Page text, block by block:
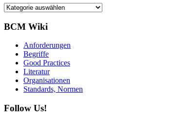
Kategorien
BCM Wiki
Anforderungen
Begriffe
Good Practices
Literatur
Organisationen
Standards, Normen
Follow Us!